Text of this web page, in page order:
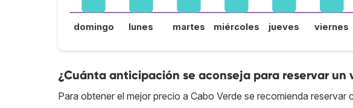
domingo lunes martes miércoles jueves viernes
¿Cuánta anticipación se aconseja para reservar un
Para obtener el mejor precio a Cabo Verde se recomienda reservar